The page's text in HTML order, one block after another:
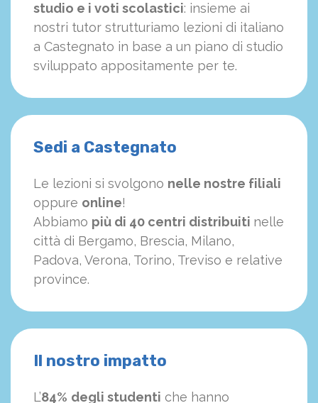
studio e i voti scolastici: insieme ai
nostri tutor strutturiamo lezioni di italiano
a Castegnato in base a un piano di studio
sviluppato appositamente per te.
Sedi a Castegnato
Le lezioni si svolgono nelle nostre filiali
oppure online!
Abbiamo più di 40 centri distribuiti nelle
città di Bergamo, Brescia, Milano,
Padova, Verona, Torino, Treviso e relative
province.
Il nostro impatto
L’84% degli studenti che hanno